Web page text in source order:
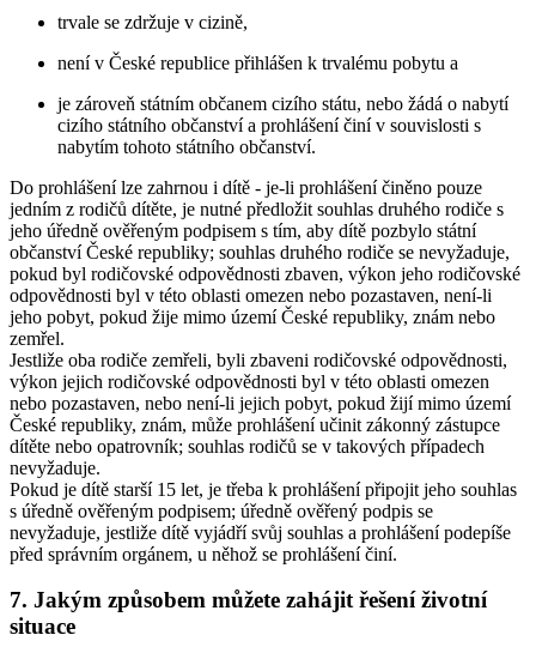
trvale se zdržuje v cizině,
není v České republice přihlášen k trvalému pobytu a
je zároveň státním občanem cizího státu, nebo žádá o nabytí
cizího státního občanství a prohlášení činí v souvislosti s
nabytím tohoto státního občanství.
Do prohlášení lze zahrnou i dítě - je-li prohlášení činěno pouze
jedním z rodičů dítěte, je nutné předložit souhlas druhého rodiče s
jeho úředně ověřeným podpisem s tím, aby dítě pozbylo státní
občanství České republiky; souhlas druhého rodiče se nevyžaduje,
pokud byl rodičovské odpovědnosti zbaven, výkon jeho rodičovské
odpovědnosti byl v této oblasti omezen nebo pozastaven, není-li
jeho pobyt, pokud žije mimo území České republiky, znám nebo
zemřel.
Jestliže oba rodiče zemřeli, byli zbaveni rodičovské odpovědnosti,
výkon jejich rodičovské odpovědnosti byl v této oblasti omezen
nebo pozastaven, nebo není-li jejich pobyt, pokud žijí mimo území
České republiky, znám, může prohlášení učinit zákonný zástupce
dítěte nebo opatrovník; souhlas rodičů se v takových případech
nevyžaduje.
Pokud je dítě starší 15 let, je třeba k prohlášení připojit jeho souhlas
s úředně ověřeným podpisem; úředně ověřený podpis se
nevyžaduje, jestliže dítě vyjádří svůj souhlas a prohlášení podepíše
před správním orgánem, u něhož se prohlášení činí.
7. Jakým způsobem můžete zahájit řešení životní
situace